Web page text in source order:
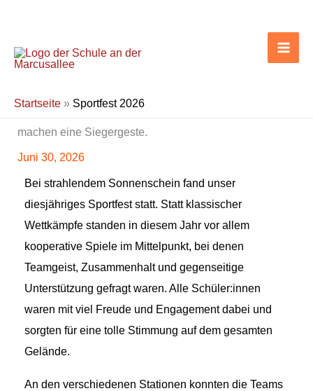
springen
Startseite » Sportfest 2026
Juni 30, 2026
Bei strahlendem Sonnenschein fand unser
diesjähriges Sportfest statt. Statt klassischer
Wettkämpfe standen in diesem Jahr vor allem
kooperative Spiele im Mittelpunkt, bei denen
Teamgeist, Zusammenhalt und gegenseitige
Unterstützung gefragt waren. Alle Schüler:innen
waren mit viel Freude und Engagement dabei und
sorgten für eine tolle Stimmung auf dem gesamten
Gelände.
An den verschiedenen Stationen konnten die Teams